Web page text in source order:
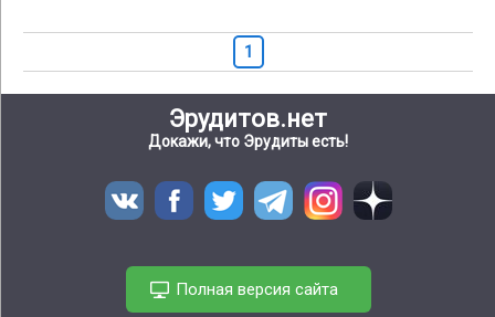
1
Эрудитов.нет
Докажи, что Эрудиты есть!
Полная версия сайта